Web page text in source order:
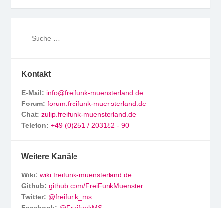
Kontakt
E-Mail: info@freifunk-muensterland.de
Forum: forum.freifunk-muensterland.de
Chat: zulip.freifunk-muensterland.de
Telefon: +49 (0)251 / 203182 - 90
Weitere Kanäle
Wiki: wiki.freifunk-muensterland.de
Github: github.com/FreiFunkMuenster
Twitter: @freifunk_ms